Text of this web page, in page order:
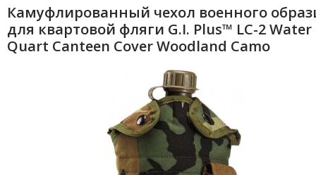
Камуфлированный чехол военного
для квартовой фляги G.I. Plus™ LC-2 Water
Quart Canteen Cover Woodland Camo